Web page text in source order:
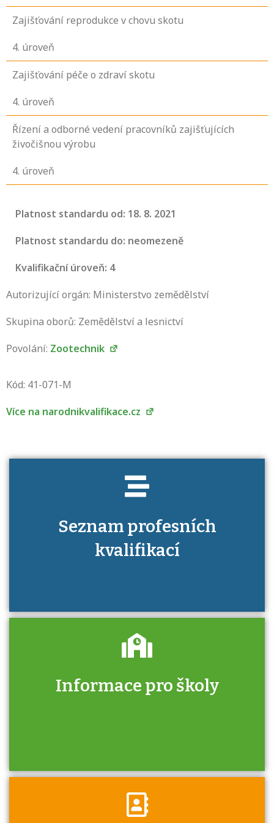
Zajišťování reprodukce v chovu skotu
4. úroveň
Zajišťování péče o zdraví skotu
4. úroveň
Řízení a odborné vedení pracovníků zajišťujících
živočišnou výrobu
4. úroveň
Platnost standardu od: 18. 8. 2021
Platnost standardu do: neomezeně
Kvalifikační úroveň: 4
Autorizující orgán: Ministerstvo zemědělství
Skupina oborů: Zemědělství a lesnictví
Povolání: Zootechnik
Kód: 41-071-M
Více na narodnikvalifikace.cz
Seznam profesních
kvalifikací
Víte, jaké dovednosti musíte pro danou
Informace pro školy
Zjistěte, jak se přihlásit ke zkoušce a kde